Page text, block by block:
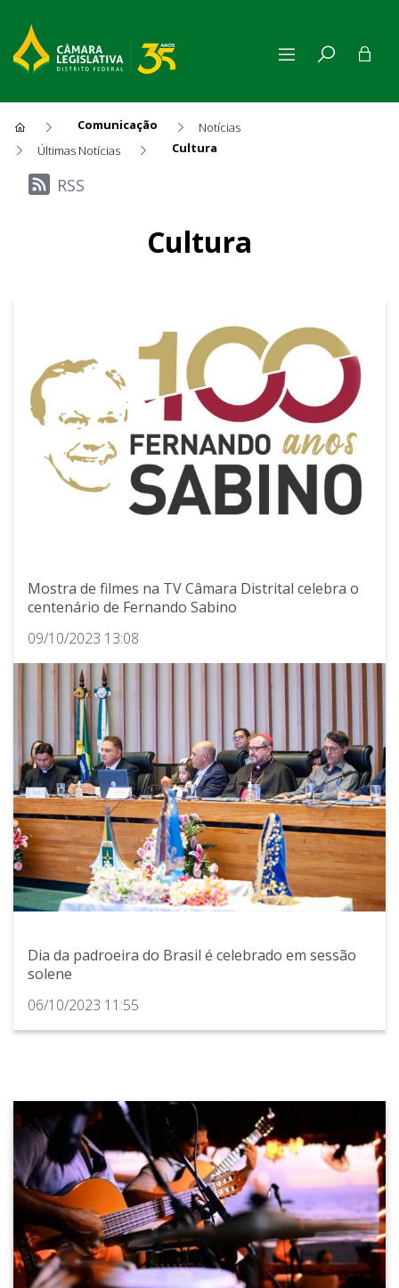
Comunicação
Notícias
Últimas Notícias
Cultura
Últimas Notícias
RSS
Cultura
Mostra de filmes na TV Câmara Distrital celebra o
centenário de Fernando Sabino
09/10/2023 13:08
Dia da padroeira do Brasil é celebrado em sessão
solene
06/10/2023 11:55